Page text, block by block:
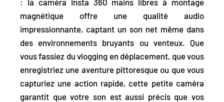
magnétique offre une qualité audio
impressionnante, captant un son net même dans
des environnements bruyants ou venteux. Que
vous fassiez du vlogging en déplacement, que vous
enregistriez une aventure pittoresque ou que vous
capturiez une action rapide, cette petite caméra
garantit que votre son est aussi précis que vos